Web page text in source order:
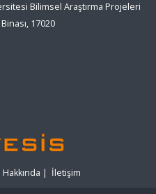
Bilimsel Araştırma Projeleri
17020
Hakkında | İletişim